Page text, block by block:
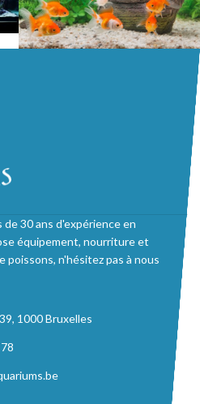
30 ans d'expérience en
équipement, nourriture et
poissons, n'hésitez pas à nous
1000 Bruxelles